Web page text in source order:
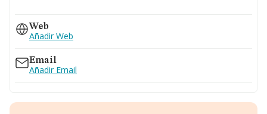
955782356
Web
Añadir Web
Email
Añadir Email